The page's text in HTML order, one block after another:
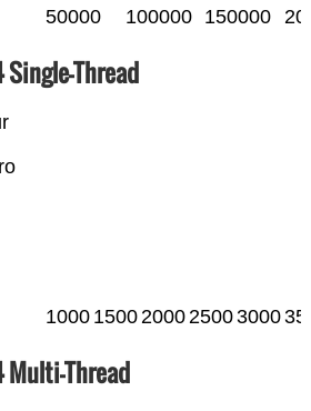
50000 100000 150000
Single-Thread
1000 1500200025003000
Multi-Thread